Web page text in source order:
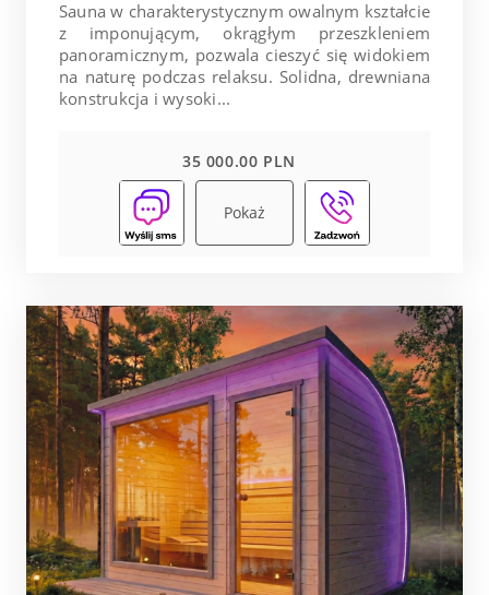
Sauna w charakterystycznym owalnym kształcie
z imponującym, okrągłym przeszkleniem
panoramicznym, pozwala cieszyć się widokiem
na naturę podczas relaksu. Solidna, drewniana
konstrukcja i wysoki...
35 000.00 PLN
Pokaż